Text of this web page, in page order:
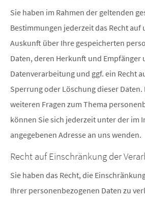
Sie haben im Rahmen der geltenden
Bestimmungen jederzeit das Recht
Auskunft über Ihre gespeicherten
Daten, deren Herkunft und Empfänger
Datenverarbeitung und ggf. ein Recht
Sperrung oder Löschung dieser Daten.
weiteren Fragen zum Thema
können Sie sich jederzeit unter der im
angegebenen Adresse an uns wenden.
Recht auf Einschränkung der
Sie haben das Recht, die
Ihrer personenbezogenen Daten zu